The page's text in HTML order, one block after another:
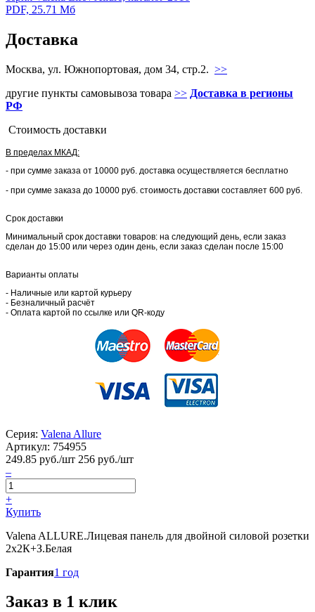
PDF, 25.71 Мб
Доставка
Москва, ул. Южнопортовая, дом 34, стр.2. >>
другие пункты самовывоза товара >> Доставка в регионы
РФ
Стоимость доставки
В пределах МКАД:
- при сумме заказа от 10000 руб. доставка осуществляется бесплатно
- при сумме заказа до 10000 руб. стоимость доставки составляет 600 руб.
Срок доставки
Минимальный срок доставки товаров: на следующий день, если заказ
сделан до 15:00 или через один день, если заказ сделан после 15:00
Варианты оплаты
- Наличные или картой курьеру
- Безналичный расчёт
- Оплата картой по ссылке или QR-коду
Серия: Valena Allure
Артикул: 754955
249.85 руб./шт 256 руб./шт
–
+
Купить
Valena ALLURE.Лицевая панель для двойной силовой розетки
2х2К+З.Белая
Гарантия1 год
Заказ в 1 клик